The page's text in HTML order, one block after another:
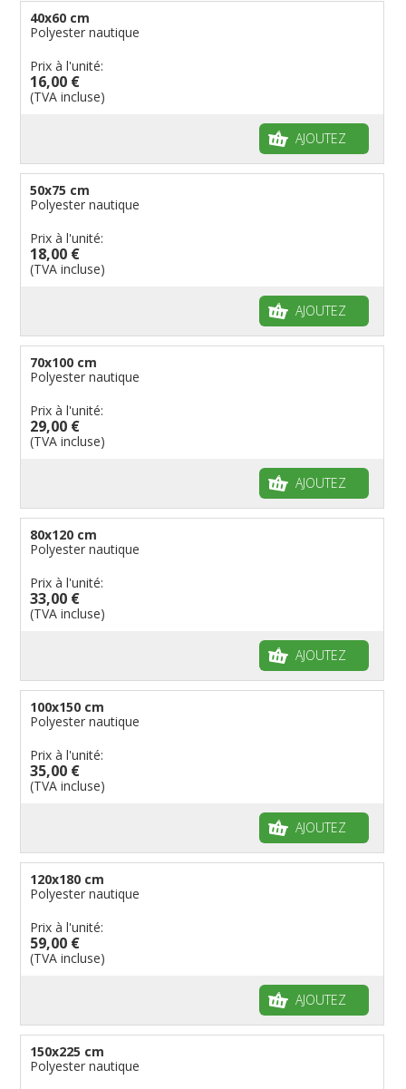
40x60 cm
Polyester nautique
Prix à l'unité:
16,00 €
(TVA incluse)
AJOUTEZ
50x75 cm
Polyester nautique
Prix à l'unité:
18,00 €
(TVA incluse)
AJOUTEZ
70x100 cm
Polyester nautique
Prix à l'unité:
29,00 €
(TVA incluse)
AJOUTEZ
80x120 cm
Polyester nautique
Prix à l'unité:
33,00 €
(TVA incluse)
AJOUTEZ
100x150 cm
Polyester nautique
Prix à l'unité:
35,00 €
(TVA incluse)
AJOUTEZ
120x180 cm
Polyester nautique
Prix à l'unité:
59,00 €
(TVA incluse)
AJOUTEZ
150x225 cm
Polyester nautique